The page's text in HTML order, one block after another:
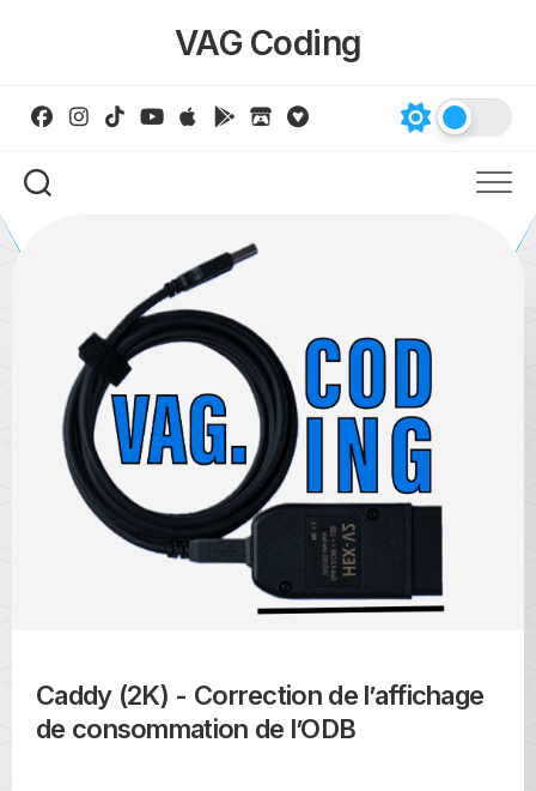
VAG Coding
Caddy (2K) - Correction de l’affichage
de consommation de l’ODB